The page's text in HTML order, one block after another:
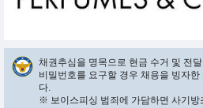
채권추심을 명목으로 현금 수거 및 전
비밀번호를 요구할 경우 채용을 빙자
다.
※ 보이스피싱 범죄에 가담하면 사기방